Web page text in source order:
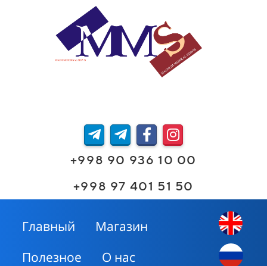
+998 90 936 10 00
+998 97 401 51 50
Главный
Магазин
Полезное
О нас